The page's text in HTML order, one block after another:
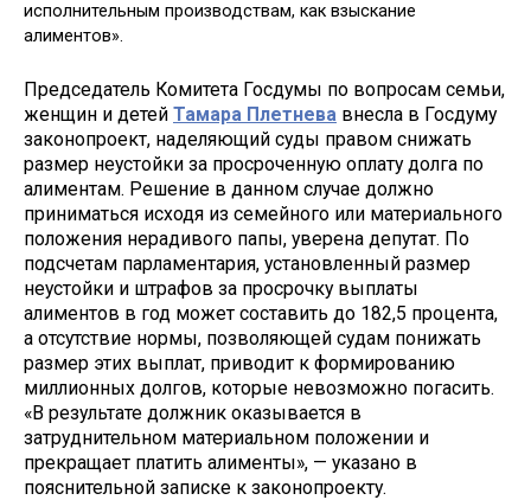
исполнительным производствам, как взыскание
алиментов».
Председатель Комитета Госдумы по вопросам семьи,
женщин и детей Тамара Плетнева внесла в Госдуму
законопроект, наделяющий суды правом снижать
размер неустойки за просроченную оплату долга по
алиментам. Решение в данном случае должно
приниматься исходя из семейного или материального
положения нерадивого папы, уверена депутат. По
подсчетам парламентария, установленный размер
неустойки и штрафов за просрочку выплаты
алиментов в год может составить до 182,5 процента,
а отсутствие нормы, позволяющей судам понижать
размер этих выплат, приводит к формированию
миллионных долгов, которые невозможно погасить.
«В результате должник оказывается в
затруднительном материальном положении и
прекращает платить алименты», — указано в
пояснительной записке к законопроекту.